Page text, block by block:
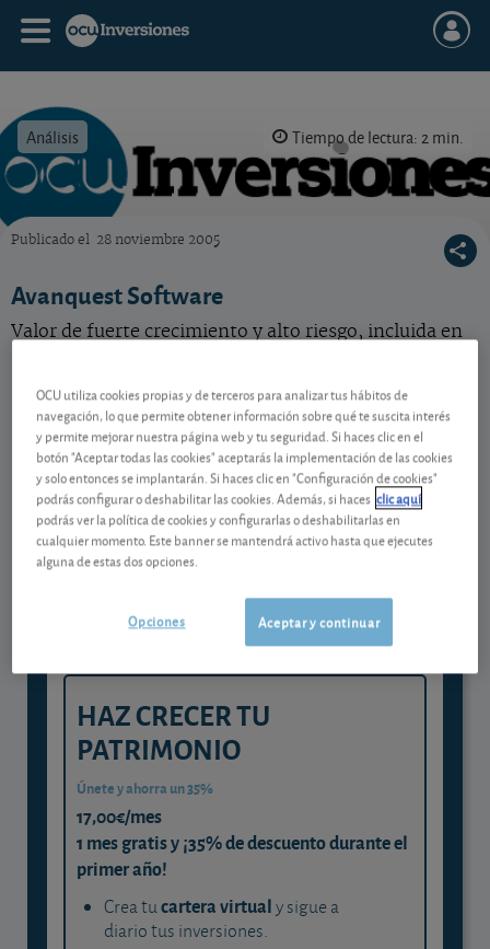
Análisis Tiempo de lectura: 2 min.
Publicado el 28 noviembre 2005
Avanquest Software
Valor de fuerte crecimiento y alto riesgo, incluida en
Contenido reservado a SOCIOS
Gestiona tu dinero con visión
experta
y consigue que cada euro trabaje
HAZ CRECER TU
PATRIMONIO
Únete y ahorra un 35%
17,00€/mes
1 mes gratis y ¡35% de descuento durante el
primer año!
Crea tucartera virtualy sigue a
diario tus inversiones.
OCU utiliza cookies propias y de terceros para analizar tus hábitos de
navegación, lo que permite obtener información sobre qué te suscita interés
y permite mejorar nuestra página web y tu seguridad. Si haces clic en el
botón "Aceptar todas las cookies" aceptarás la implementación de las cookies
y solo entonces se implantarán. Si haces clic en "Configuración de cookies"
podrás configurar o deshabilitar las cookies. Además, si haces clic aquí
podrás ver la política de cookies y configurarlas o deshabilitarlas en
cualquier momento. Este banner se mantendrá activo hasta que ejecutes
alguna de estas dos opciones.
Aceptar y continuar
Opciones